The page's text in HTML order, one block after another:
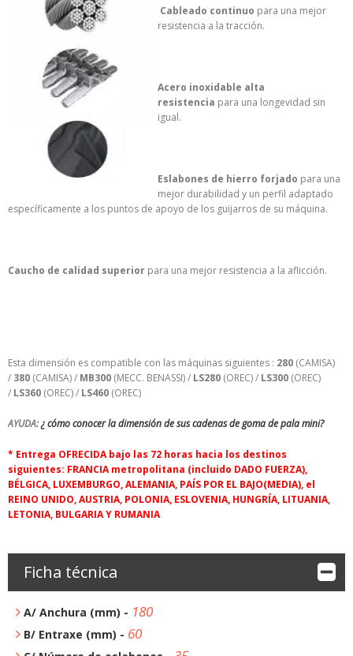
Cableado continuo para una mejor
resistencia a la tracción.
Acero inoxidable alta
resistencia para una longevidad sin
igual.
Eslabones de hierro forjado para una
mejor durabilidad y un perfil adaptado
específicamente a los puntos de apoyo de los guijarros de su máquina.
Caucho de calidad superior para una mejor resistencia a la aflicción.
Esta dimensión es compatible con las máquinas siguientes : 280(CAMISA)
/ 380(CAMISA) / MB300(MECC. BENASSI) / LS280(OREC) / LS300(OREC)
/ LS360(OREC) / LS460(OREC)
AYUDA:¿ cómo conocer la dimensión de sus cadenas de goma de pala mini?
* Entrega OFRECIDA bajo las 72 horas hacia los destinos
siguientes: FRANCIA metropolitana (incluido DADO FUERZA),
BÉLGICA, LUXEMBURGO, ALEMANIA, PAÍS POR EL BAJO(MEDIA), el
REINO UNIDO, AUSTRIA, POLONIA, ESLOVENIA, HUNGRÍA, LITUANIA,
LETONIA, BULGARIA Y RUMANIA
Ficha técnica
A/ Anchura (mm) - 180
B/ Entraxe (mm) - 60